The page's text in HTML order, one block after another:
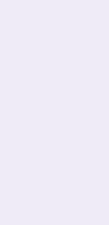
直しで入れていた
れで素敵でした！